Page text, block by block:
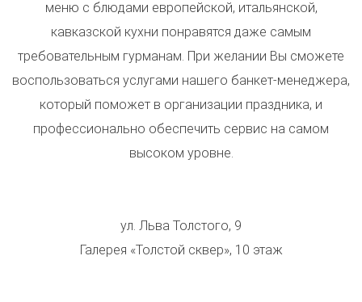
меню с блюдами европейской, итальянской,
кавказской кухни понравятся даже самым
требовательным гурманам. При желании Вы сможете
воспользоваться услугами нашего банкет-менеджера,
который поможет в организации праздника, и
профессионально обеспечить сервис на самом
высоком уровне.
ул. Льва Толстого, 9
Галерея «Толстой сквер», 10 этаж